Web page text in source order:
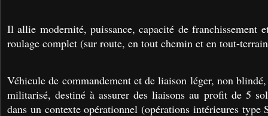
Il allie modernité, puissance, capacité de franchissement
roulage complet (sur route, en tout chemin et en tout-
Véhicule de commandement et de liaison léger, non
militarisé, destiné à assurer des liaisons au profit de 5
dans un contexte opérationnel (opérations intérieures type